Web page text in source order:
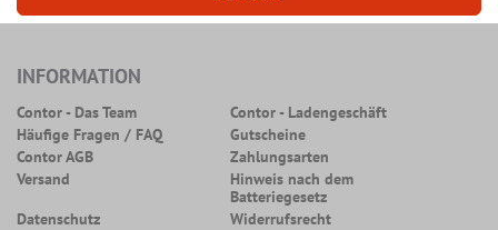
INFORMATION
Contor - Das Team
Contor - Ladengeschäft
Häufige Fragen / FAQ
Gutscheine
Contor AGB
Zahlungsarten
Versand
Hinweis nach dem
Batteriegesetz
Datenschutz
Widerrufsrecht